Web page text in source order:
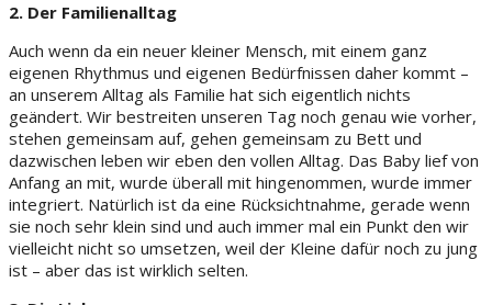
2. Der Familienalltag
Auch wenn da ein neuer kleiner Mensch, mit einem ganz
eigenen Rhythmus und eigenen Bedürfnissen daher kommt –
an unserem Alltag als Familie hat sich eigentlich nichts
geändert. Wir bestreiten unseren Tag noch genau wie vorher,
stehen gemeinsam auf, gehen gemeinsam zu Bett und
dazwischen leben wir eben den vollen Alltag. Das Baby lief von
Anfang an mit, wurde überall mit hingenommen, wurde immer
integriert. Natürlich ist da eine Rücksichtnahme, gerade wenn
sie noch sehr klein sind und auch immer mal ein Punkt den wir
vielleicht nicht so umsetzen, weil der Kleine dafür noch zu jung
ist – aber das ist wirklich selten.